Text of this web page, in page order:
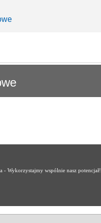
- Wykorzystajmy wspólnie nasz potencjał!